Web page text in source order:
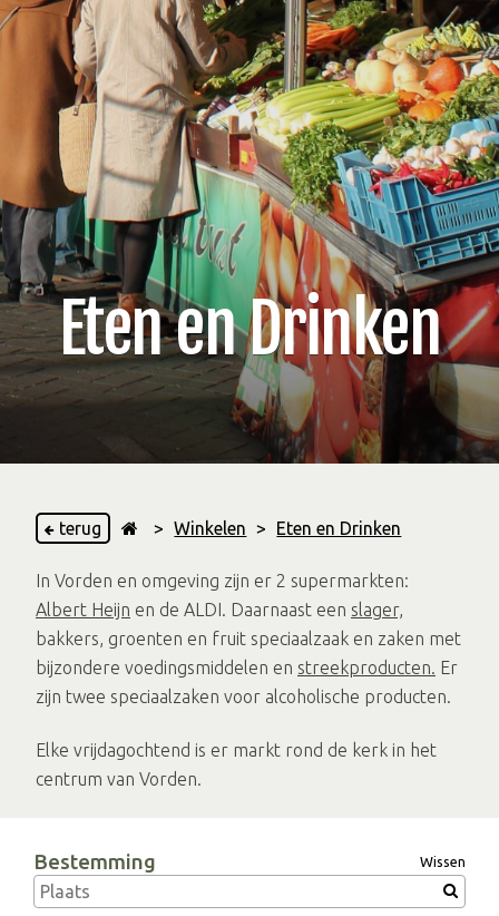
Eten en Drinken
terug > Winkelen > Eten en Drinken
In Vorden en omgeving zijn er 2 supermarkten:
Albert Heijn en de ALDI. Daarnaast een slager,
bakkers, groenten en fruit speciaalzaak en zaken met
bijzondere voedingsmiddelen en streekproducten. Er
zijn twee speciaalzaken voor alcoholische producten.
Elke vrijdagochtend is er markt rond de kerk in het
centrum van Vorden.
Bestemming Wissen